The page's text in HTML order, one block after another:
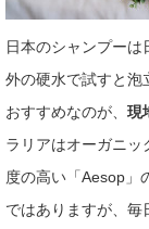
日本のシャンプー
外の硬水で試すと泡
おすすめなのが、 現
ラリアはオーガニッ
度の高い「Aesop」
ではありますが、